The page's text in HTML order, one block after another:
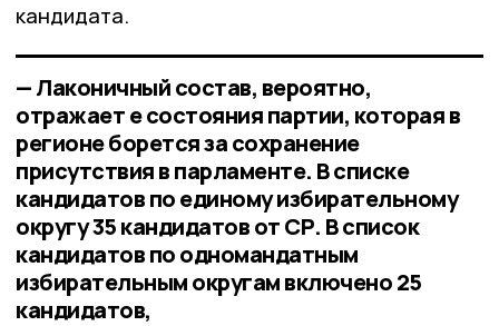
кандидата.
— Лаконичный состав, вероятно,
отражает е состояния партии, которая в
регионе борется за сохранение
присутствия в парламенте. В списке
кандидатов по единому избирательному
округу 35 кандидатов от СР. В список
кандидатов по одномандатным
избирательным округам включено 25
кандидатов,